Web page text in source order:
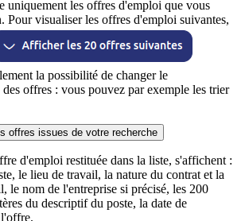
uniquement les offres d'emploi que vous
Pour visualiser les offres d'emploi suivantes,
la possibilité de changer le
des offres : vous pouvez par exemple les trier
offres issues de votre recherche
d'emploi restituée dans la liste, s'affichent :
le lieu de travail, la nature du contrat et la
le nom de l'entreprise si précisé, les 200
du descriptif du poste, la date de